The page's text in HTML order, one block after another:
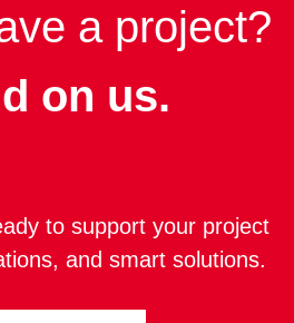
a project?
on us.
to support your project
and smart solutions.